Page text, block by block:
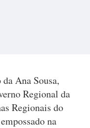
Ana Sousa,
Regional da
Regionais do
na